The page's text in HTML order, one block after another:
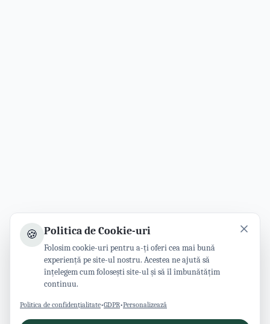
🍪 Politica de Cookie-uri
Folosim cookie-uri pentru a-ți oferi cea mai bună
experiență pe site-ul nostru. Acestea ne ajută să
înțelegem cum folosești site-ul și să îl îmbunătățim
continuu.
Politica de confidențialitate•GDPR•Personalizează